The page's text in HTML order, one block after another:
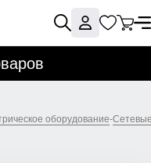
оборудование-